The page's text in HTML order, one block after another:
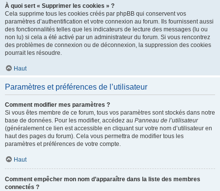
À quoi sert « Supprimer les cookies » ?
Cela supprime tous les cookies créés par phpBB qui conservent vos
paramètres d’authentification et votre connexion au forum. Ils fournissent aussi
des fonctionnalités telles que les indicateurs de lecture des messages (lu ou
non lu) si cela a été activé par un administrateur du forum. Si vous rencontrez
des problèmes de connexion ou de déconnexion, la suppression des cookies
pourrait les résoudre.
Haut
Paramètres et préférences de l’utilisateur
Comment modifier mes paramètres ?
Si vous êtes membre de ce forum, tous vos paramètres sont stockés dans notre
base de données. Pour les modifier, accédez au Panneau de l’utilisateur
(généralement ce lien est accessible en cliquant sur votre nom d’utilisateur en
haut des pages du forum). Cela vous permettra de modifier tous les
paramètres et préférences de votre compte.
Haut
Comment empêcher mon nom d’apparaître dans la liste des membres
connectés ?